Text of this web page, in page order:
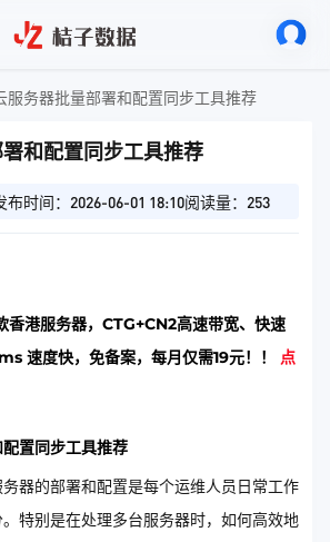
服务器批量部署和配置同步工具推荐
和配置同步工具推荐
布时间：2026-06-01 18:10阅读量：253
香港服务器，CTG+CN2高速带宽、快速
速度快，免备案，每月仅需19元！！ 点
置同步工具推荐
器的部署和配置是每个运维人员日常工作
特别是在处理多台服务器时，如何高效地